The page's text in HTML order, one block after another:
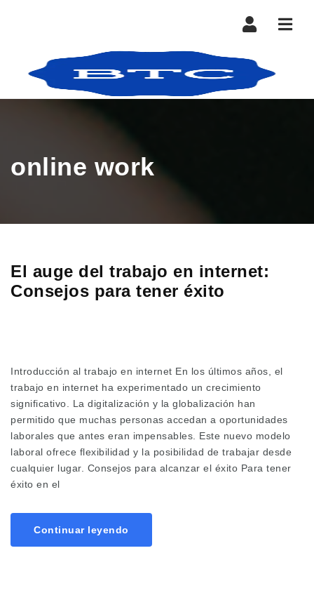
online work
El auge del trabajo en internet:
Consejos para tener éxito
Introducción al trabajo en internet En los últimos años, el
trabajo en internet ha experimentado un crecimiento
significativo. La digitalización y la globalización han
permitido que muchas personas accedan a oportunidades
laborales que antes eran impensables. Este nuevo modelo
laboral ofrece flexibilidad y la posibilidad de trabajar desde
cualquier lugar. Consejos para alcanzar el éxito Para tener
éxito en el
Continuar leyendo